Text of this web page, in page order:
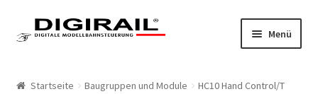
Zur Navigation springen
Springe zum Inhalt Menü
Startseite Baugruppen und Module
HC10 Hand Control/T